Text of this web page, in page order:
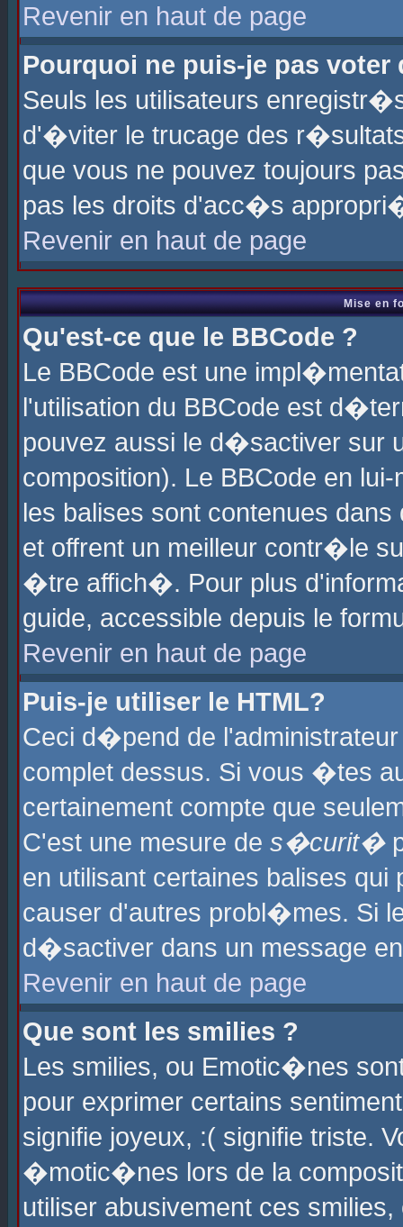
Revenir en haut de page
Pourquoi ne puis-je pas voter
Seuls les utilisateurs
d'�viter le trucage des
que vous ne pouvez toujours
pas les droits d'acc�s
Revenir en haut de page
Mise en
Qu'est-ce que le BBCode ?
Le BBCode est une
l'utilisation du BBCode est
pouvez aussi le d�sactiver sur
composition). Le BBCode en
les balises sont contenues
et offrent un meilleur contr�le
�tre affich�. Pour plus
guide, accessible depuis le
Revenir en haut de page
Puis-je utiliser le HTML?
Ceci d�pend de
complet dessus. Si vous �tes
certainement compte que
C'est une mesure de s�curit�
en utilisant certaines balises
causer d'autres probl�mes. Si
d�sactiver dans un message
Revenir en haut de page
Que sont les smilies ?
Les smilies, ou Emotic�nes
pour exprimer certains
signifie joyeux, :( signifie triste.
�motic�nes lors de la
utiliser abusivement ces